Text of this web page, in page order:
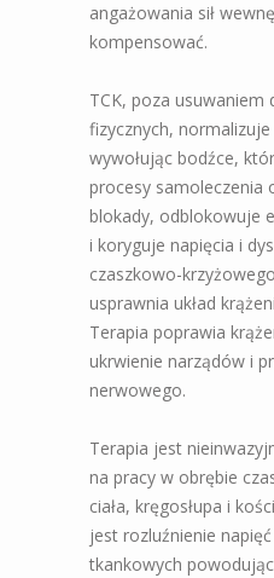
angażowania sił
kompensować.
TCK, poza usuwaniem
fizycznych,
wywołując bodźce,
procesy samoleczenia
blokady, odblokowuje
i koryguje napięcia i
czaszkowo-
usprawnia układ
Terapia poprawia
ukrwienie narządów i
nerwowego.
Terapia jest
na pracy w obrębie
ciała, kręgosłupa i
jest rozluźnienie
tkankowych